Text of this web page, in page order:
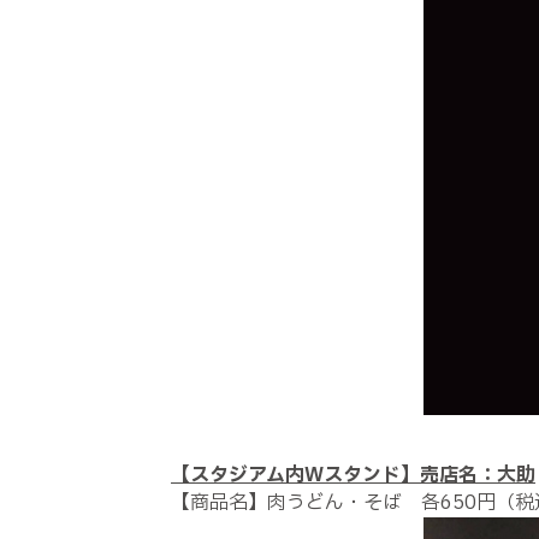
【スタジアム内Wスタンド】売店名：大助
【商品名】肉うどん・そば 各650円（